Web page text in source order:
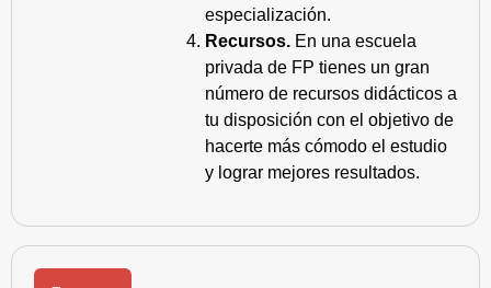
especialización.
Recursos. En una escuela
privada de FP tienes un gran
número de recursos didácticos a
tu disposición con el objetivo de
hacerte más cómodo el estudio
y lograr mejores resultados.